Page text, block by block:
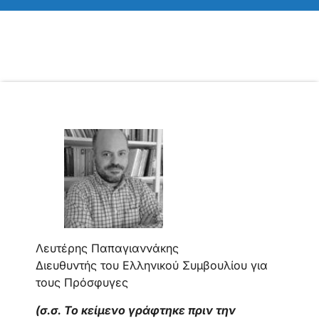
Λευτέρης Παπαγιαννάκης
Διευθυντής του Ελληνικού Συμβουλίου για
τους Πρόσφυγες
(σ.σ. Το κείμενο γράφτηκε πριν την